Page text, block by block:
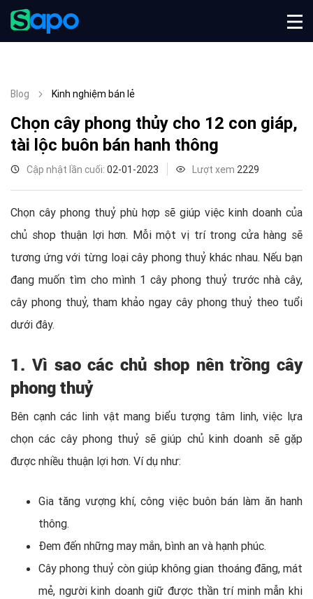
Blog Kinh nghiệm bán lẻ
Chọn cây phong thủy cho 12 con giáp,
tài lộc buôn bán hanh thông
Cập nhật lần cuối: 02-01-2023 Lượt xem 2229
Chọn cây phong thuỷ phù hợp sẽ giúp việc kinh doanh của
chủ shop thuận lợi hơn. Mỗi một vị trí trong cửa hàng sẽ
tương ứng với từng loại cây phong thuỷ khác nhau. Nếu bạn
đang muốn tìm cho mình 1 cây phong thuỷ trước nhà cây,
cây phong thuỷ, tham khảo ngay cây phong thuỷ theo tuổi
dưới đây.
1. Vì sao các chủ shop nên trồng cây
phong thuỷ
Bên cạnh các linh vật mang biểu tượng tâm linh, việc lựa
chọn các cây phong thuỷ sẽ giúp chủ kinh doanh sẽ gặp
được nhiều thuận lợi hơn. Ví dụ như:
Gia tăng vượng khí, công việc buôn bán làm ăn hanh
thông.
Đem đến những may mắn, bình an và hạnh phúc.
Cây phong thuỷ còn giúp không gian thoáng đãng, mát
mẻ, người kinh doanh giữ được thần trí minh mẫn khi